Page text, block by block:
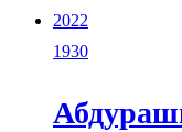
2022
1930